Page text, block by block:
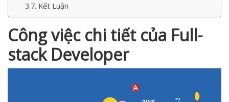
Kết Luận
Công việc chi tiết của Full-
stack Developer